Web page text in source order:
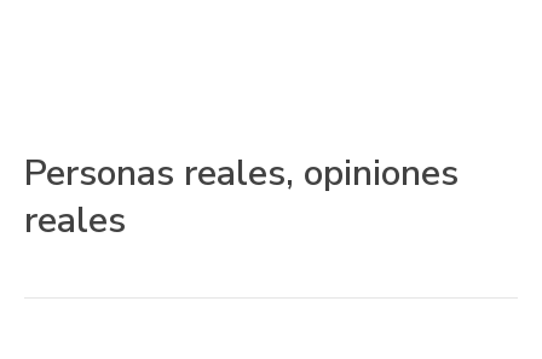
Personas reales, opiniones
reales